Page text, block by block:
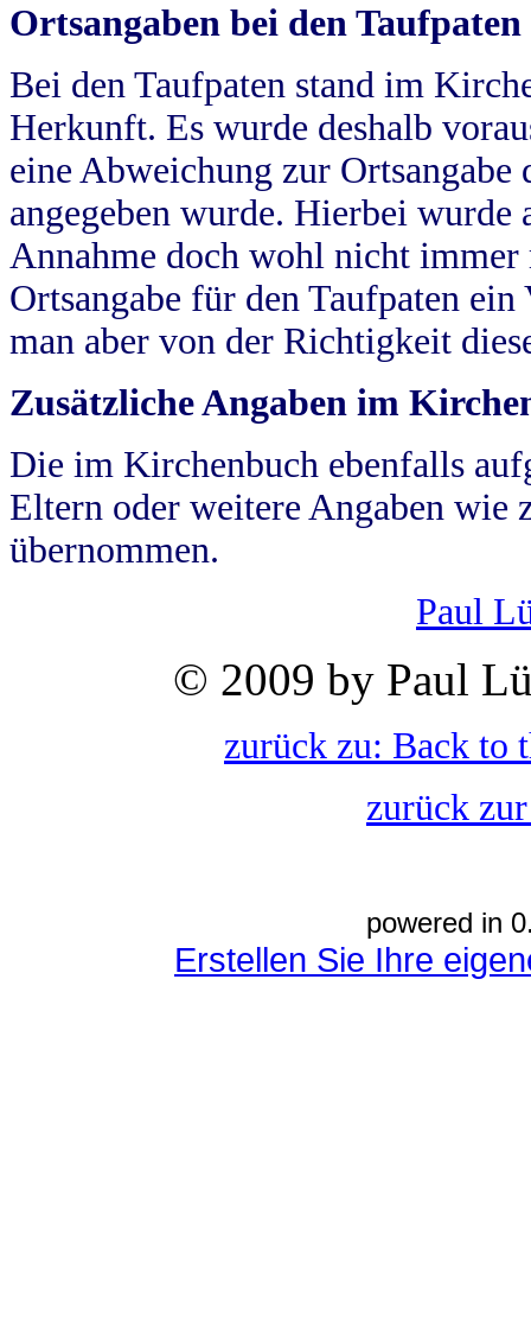
Ortsangaben bei den Taufpaten
Bei den Taufpaten stand im
Herkunft. Es wurde deshalb
eine Abweichung zur
angegeben wurde. Hierbei wurde
Annahme doch wohl nicht
Ortsangabe für den Taufpaten
man aber von der Richtigkeit
Zusätzliche Angaben im
Die im Kirchenbuch ebenfalls
Eltern oder weitere Angaben wie
übernommen.
Paul
© 2009 by Paul
zurück zu: Back to
zurück
powered in
Erstellen Sie Ihre